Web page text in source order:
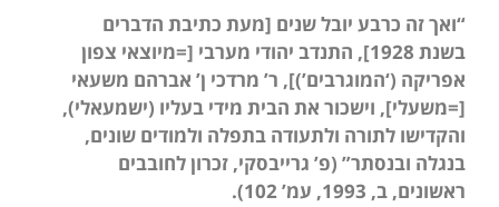
“ואך זה כרבע יובל שנים [מעת כתיבת הדברים
בשנת 1928], התנדב יהודי מערבי [=
מיוצאי צפון
אפריקה (‘המוגרבים’)], ר’ מרדכי ן’ אברהם משעאי
[=משעלי], וישכור את הבית מידי בעליו (ישמעאלי),
והקדישו לתורה ולתעודה בתפלה ולמודים שונים,
בנגלה ובנסתר” (פ’ גרייבסקי, זכרון לחובבים
ראשונים, ב, 1993, עמ’ 102).